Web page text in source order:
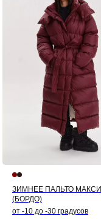
ЗИМНЕЕ ПАЛЬТО МАКСИ
(БОРДО)
от -10 до -30 градусов